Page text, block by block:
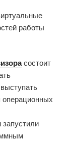
работы
состоит
операционных
запустили